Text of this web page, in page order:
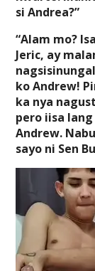
si Andrea?”
“Alam mo?
Jeric, ay
ko Andrew!
ka nya
pero iisa
Andrew.
sayo ni Sen